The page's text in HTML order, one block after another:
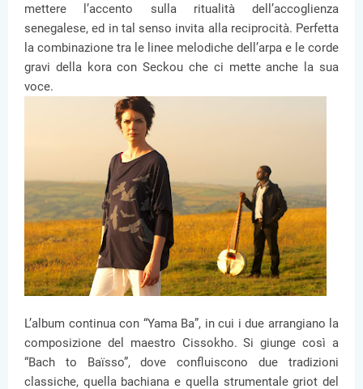
mettere l’accento sulla ritualità dell’accoglienza
senegalese, ed in tal senso invita alla reciprocità. Perfetta
la combinazione tra le linee melodiche dell’arpa e le corde
gravi della kora con Seckou che ci mette anche la sua
voce.
L’album continua con “Yama Ba”, in cui i due arrangiano la
composizione del maestro Cissokho. Si giunge così a
“Bach to Baïsso”, dove confluiscono due tradizioni
classiche, quella bachiana e quella strumentale griot del